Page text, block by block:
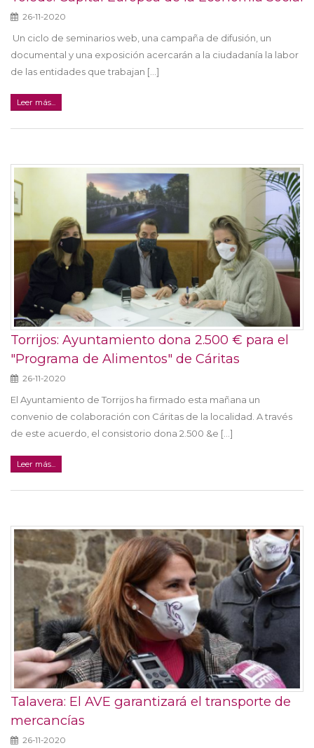
26-11-2020
Un ciclo de seminarios web, una campaña de difusión, un
documental y una exposición acercarán a la ciudadanía la labor
de las entidades que trabajan [...]
Leer más...
Torrijos: Ayuntamiento dona 2.500 € para el
"Programa de Alimentos" de Cáritas
26-11-2020
El Ayuntamiento de Torrijos ha firmado esta mañana un
convenio de colaboración con Cáritas de la localidad. A través
de este acuerdo, el consistorio dona 2.500 &e [...]
Leer más...
Talavera: El AVE garantizará el transporte de
mercancías
26-11-2020